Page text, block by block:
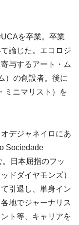
を卒業。卒業
論じた。エコロジ
与するアート・ム
）の創設者。後に
ミニマリスト）を
デジャネイロにあ
Sociedade
日本屈指のフッ
ドダイヤモンズ）
引退し、単身イン
地でジャーナリス
ト等、キャリアを